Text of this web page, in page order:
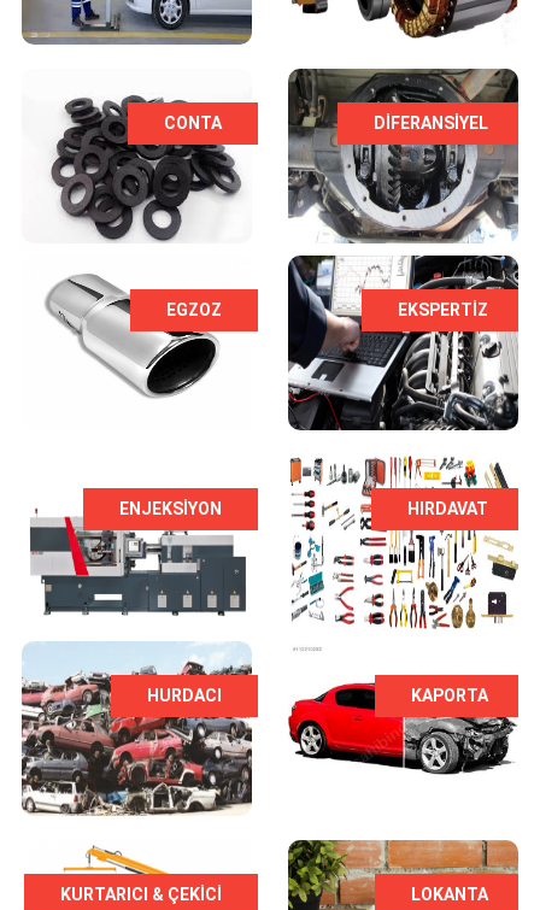
CONTA DIFERANSIYEL
EGZOZ EKSPERTIZ
ENJEKSİYON HIRDAVAT
HURDACI KAPORTA
KURTARICI & ÇEKICI LOKANTA